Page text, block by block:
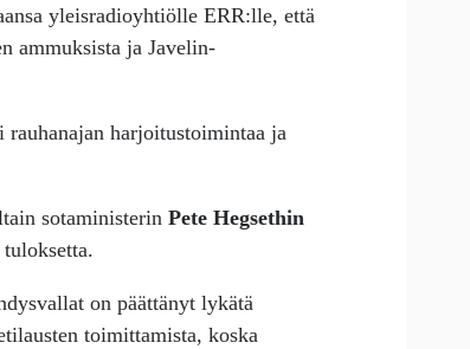
yleisradioyhtiölle ERR:lle, että
ammuksista ja Javelin-
harjoitustoimintaa ja
sotaministerinPete Hegsethin
on päättänyt lykätä
toimittamista, koska